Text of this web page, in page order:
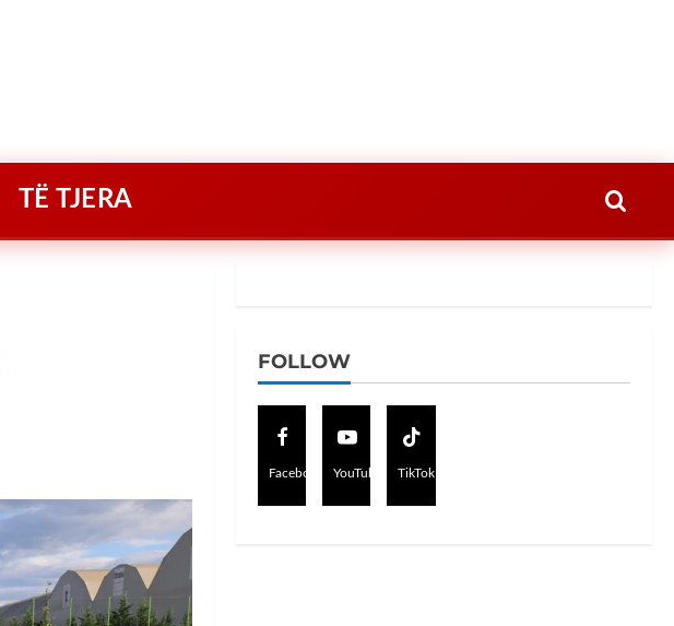
TË TJERA
FOLLOW
Facebook YouTube TikTok